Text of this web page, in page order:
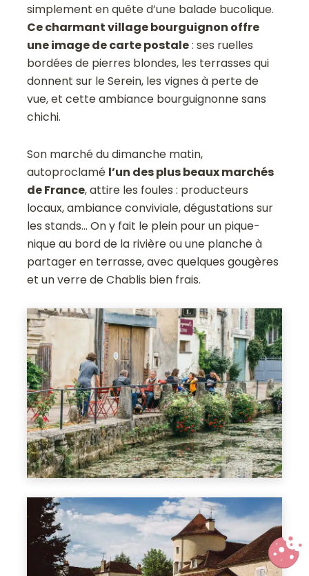
simplement en quête d’une balade bucolique.
Ce charmant village bourguignon offre
une image de carte postale: ses ruelles
bordées de pierres blondes, les terrasses qui
donnent sur le Serein, les vignes à perte de
vue, et cette ambiance bourguignonne sans
chichi.
Son marché du dimanche matin,
autoproclamé l’un des plus beaux marchés
de France, attire les foules : producteurs
locaux, ambiance conviviale, dégustations sur
les stands… On y fait le plein pour un pique-
nique au bord de la rivière ou une planche à
partager en terrasse, avec quelques gougères
et un verre de Chablis bien frais.